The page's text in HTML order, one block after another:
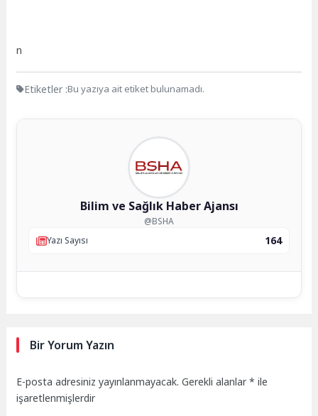
n
Etiketler :Bu yazıya ait etiket bulunamadı.
Bilim ve Sağlık Haber Ajansı
@BSHA
Yazı Sayısı
164
Bir Yorum Yazın
E-posta adresiniz yayınlanmayacak. Gerekli alanlar* ile
işaretlenmişlerdir